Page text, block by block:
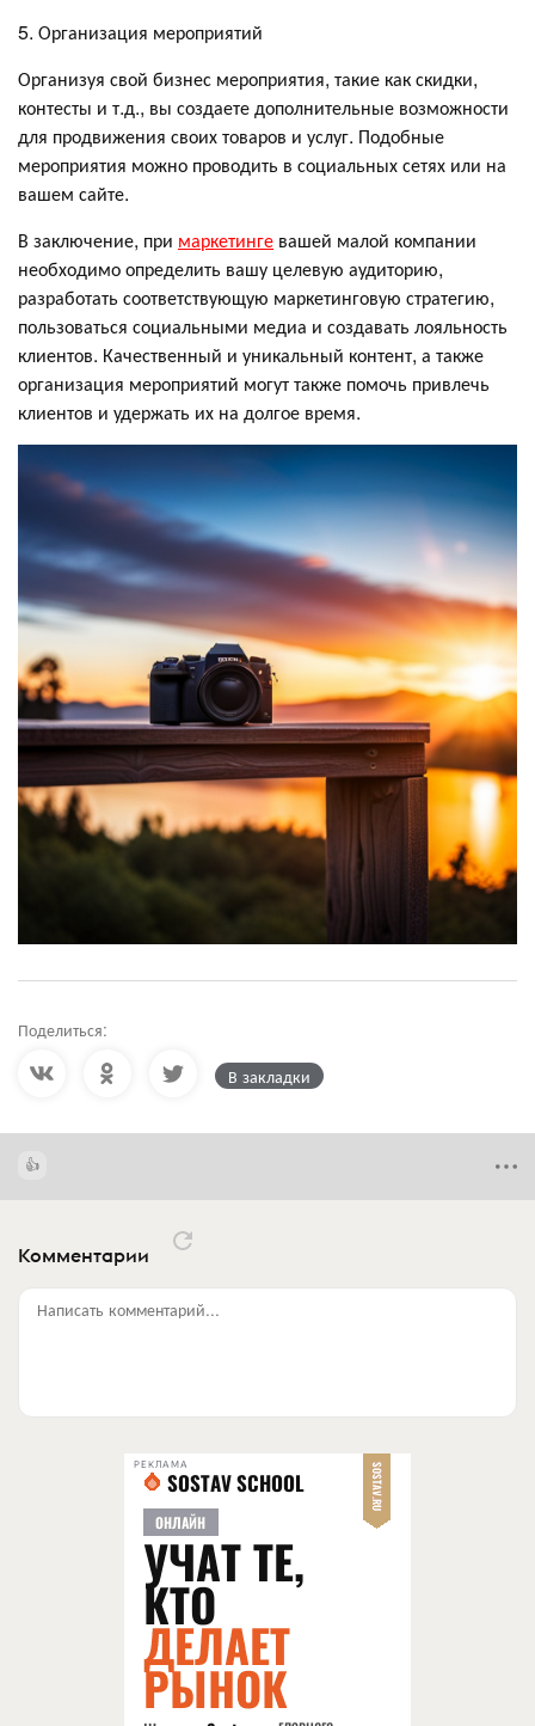
5. Организация мероприятий
Организуя свой бизнес мероприятия, такие как скидки,
контесты и т.д., вы создаете дополнительные возможности
для продвижения своих товаров и услуг. Подобные
мероприятия можно проводить в социальных сетях или на
вашем сайте.
В заключение, при маркетинге вашей малой компании
необходимо определить вашу целевую аудиторию,
разработать соответствующую маркетинговую стратегию,
пользоваться социальными медиа и создавать лояльность
клиентов. Качественный и уникальный контент, а также
организация мероприятий могут также помочь привлечь
клиентов и удержать их на долгое время.
Поделиться:
В закладки
Комментарии
Написать комментарий...
РЕКЛАМА